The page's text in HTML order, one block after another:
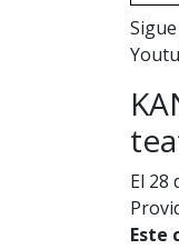
El 28
Este